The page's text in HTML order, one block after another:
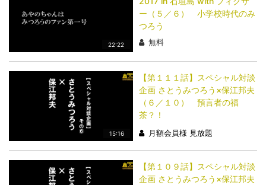
22:22
ー（５／６） 小学校時代のみ
つろう
無料
15:16
【第１１１話】スペシャル対談
企画 さとうみつろう×保江邦夫
（６／１０） 預言者の福
茶？！
月額会員様 見放題
【第１０９話】スペシャル対談
企画 さとうみつろう×保江邦夫